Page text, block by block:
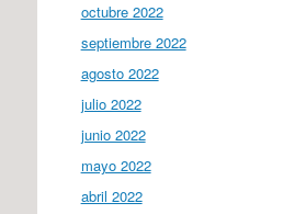
octubre 2022
septiembre 2022
agosto 2022
julio 2022
junio 2022
mayo 2022
abril 2022